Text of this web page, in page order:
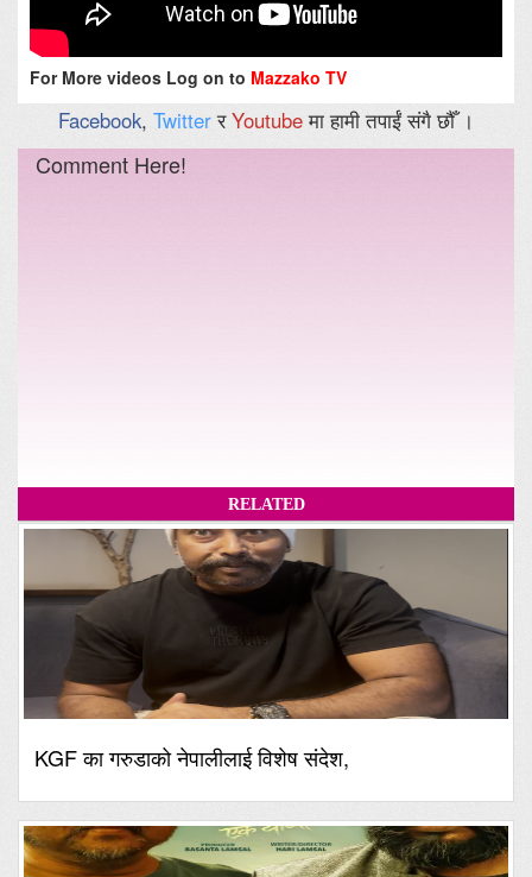
For More videos Log on to Mazzako TV
Facebook, TwitterरYoutubeमा हामी तपाईं संगै छौँ ।
Comment Here!
RELATED
KGF का गरुडाको नेपालीलाई विशेष संदेश,